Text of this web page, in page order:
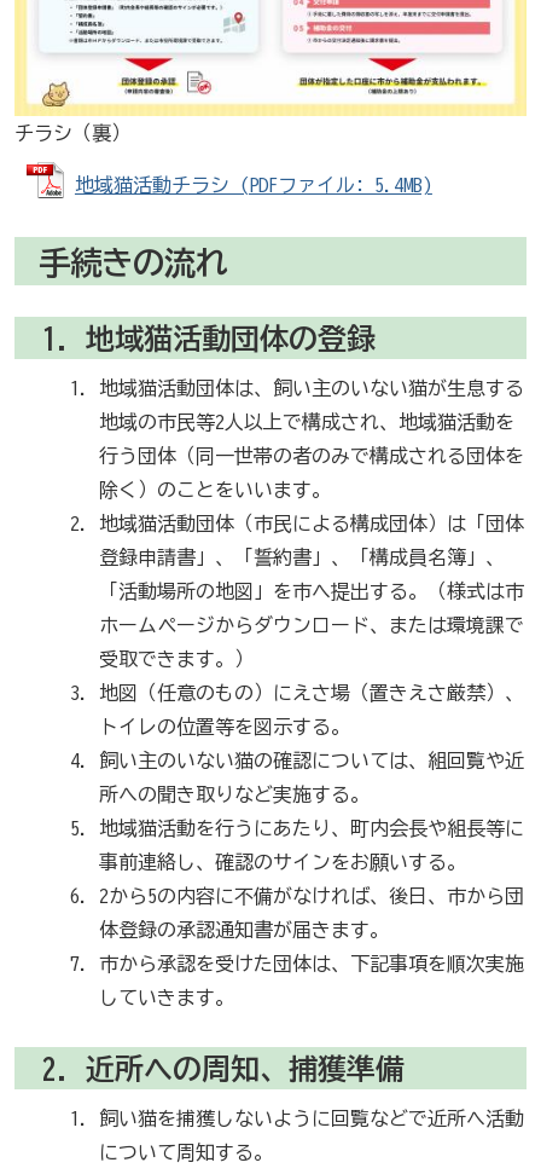
チラシ（裏）
地域猫活動チラシ (PDFファイル: 5.4MB)
手続きの流れ
1．地域猫活動団体の登録
地域猫活動団体は、飼い主のいない猫が生息する
地域の市民等2人以上で構成され、地域猫活動を
行う団体（同一世帯の者のみで構成される団体を
除く）のことをいいます。
地域猫活動団体（市民による構成団体）は「団体
登録申請書」、「誓約書」、「構成員名簿」、
「活動場所の地図」を市へ提出する。（様式は市
ホームページからダウンロード、または環境課で
受取できます。）
地図（任意のもの）にえさ場（置きえさ厳禁）、
トイレの位置等を図示する。
飼い主のいない猫の確認については、組回覧や近
所への聞き取りなど実施する。
地域猫活動を行うにあたり、町内会長や組長等に
事前連絡し、確認のサインをお願いする。
2から5の内容に不備がなければ、後日、市から団
体登録の承認通知書が届きます。
市から承認を受けた団体は、下記事項を順次実施
していきます。
2．近所への周知、捕獲準備
飼い猫を捕獲しないように回覧などで近所へ活動
について周知する。